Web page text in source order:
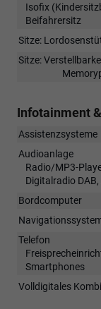
Isofix
Beifahrersitz
Sitze:
Sitze:
Infotainment
Assistenzsysteme
Audioanlage
Radio/MP3-
Digitalradio
Bordcomputer
Telefon
Smartphones
Volldigitales